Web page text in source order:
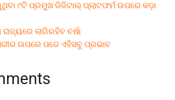
୯ଟି ପ୍ରମୁଖ ଡିଜିଟାଲ୍ ପ୍ଲାଟଫର୍ମ ଉପରେ କଡ଼ା
ରାଜ୍ୟରେ ଲାଗିରହିବ ବର୍ଷା
ଉପରେ ପଡେ ଏହିସବୁ ପ୍ରଭାବ